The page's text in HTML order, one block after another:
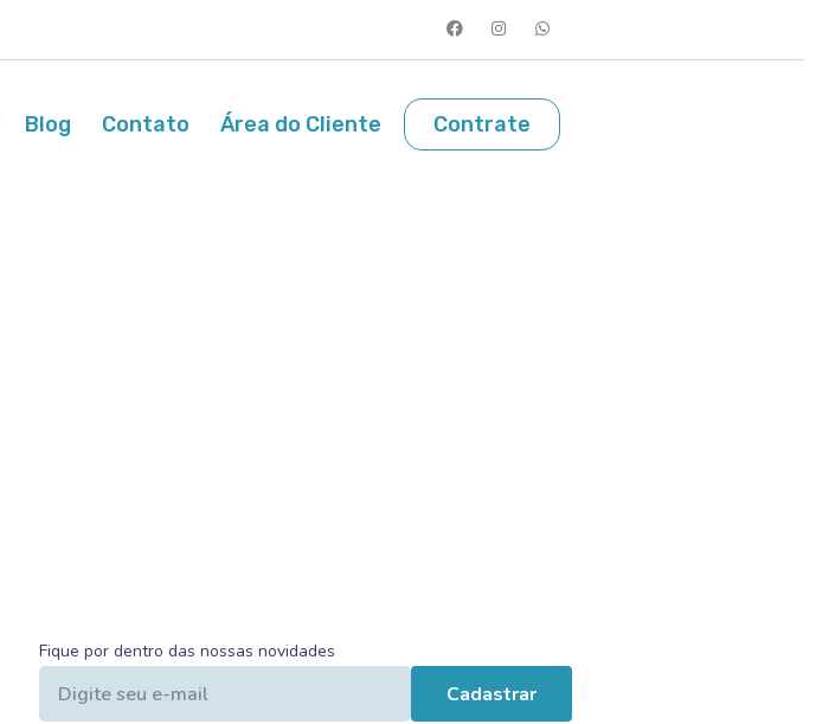
Blog Contato Área do Cliente Contrate
Fique por dentro das nossas novidades
Cadastrar